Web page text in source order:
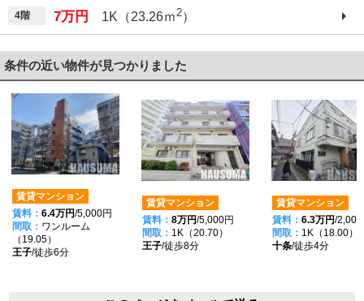
4階 7万円 1K（23.26ｍ 2）
条件の近い物件が見つかりました
賃貸マンション
賃料： 6.4万円/5,000円
間取： ワンルーム
（19.05）
王子/徒歩6分
賃貸マンション
賃料： 8万円/5,000円
間取： 1K（20.70）
王子/徒歩8分
賃貸マンション
賃料： 6.3万円/2,000
間取： 1K（18.00）
十条/徒歩4分